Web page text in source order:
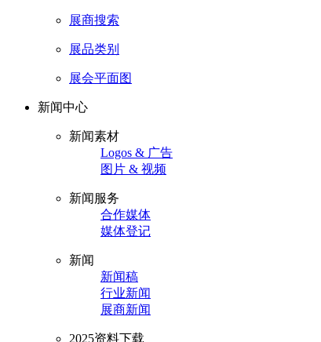
展商搜索
展品类别
展会平面图
新闻中心
新闻素材
Logos & 广告
图片 & 视频
新闻服务
合作媒体
媒体登记
新闻
新闻稿
行业新闻
展商新闻
2025资料下载